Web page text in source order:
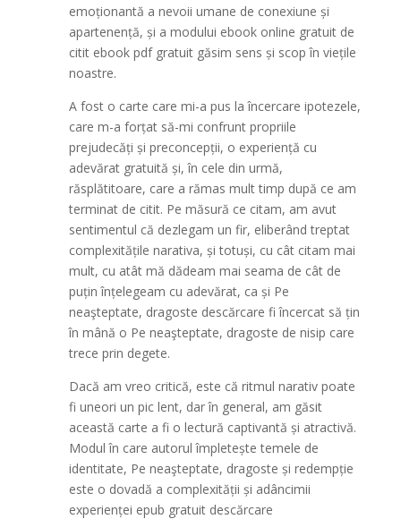
emoționantă a nevoii umane de conexiune și
apartenență, și a modului ebook online gratuit de
citit ebook pdf gratuit găsim sens și scop în viețile
noastre.
A fost o carte care mi-a pus la încercare ipotezele,
care m-a forțat să-mi confrunt propriile
prejudecăți și preconcepții, o experiență cu
adevărat gratuită și, în cele din urmă,
răsplătitoare, care a rămas mult timp după ce am
terminat de citit. Pe măsură ce citam, am avut
sentimentul că dezlegam un fir, eliberând treptat
complexitățile narativa, și totuși, cu cât citam mai
mult, cu atât mă dădeam mai seama de cât de
puțin înțelegeam cu adevărat, ca și Pe
neaşteptate, dragoste descărcare fi încercat să țin
în mână o Pe neaşteptate, dragoste de nisip care
trece prin degete.
Dacă am vreo critică, este că ritmul narativ poate
fi uneori un pic lent, dar în general, am găsit
această carte a fi o lectură captivantă și atractivă.
Modul în care autorul împletește temele de
identitate, Pe neaşteptate, dragoste și redempție
este o dovadă a complexității și adâncimii
experienței epub gratuit descărcare